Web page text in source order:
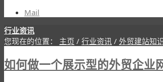
Mail
行业资讯
您现在的位置：
主页 / 行业资讯 / 外贸建站知
如何做一个展示型的外贸企业